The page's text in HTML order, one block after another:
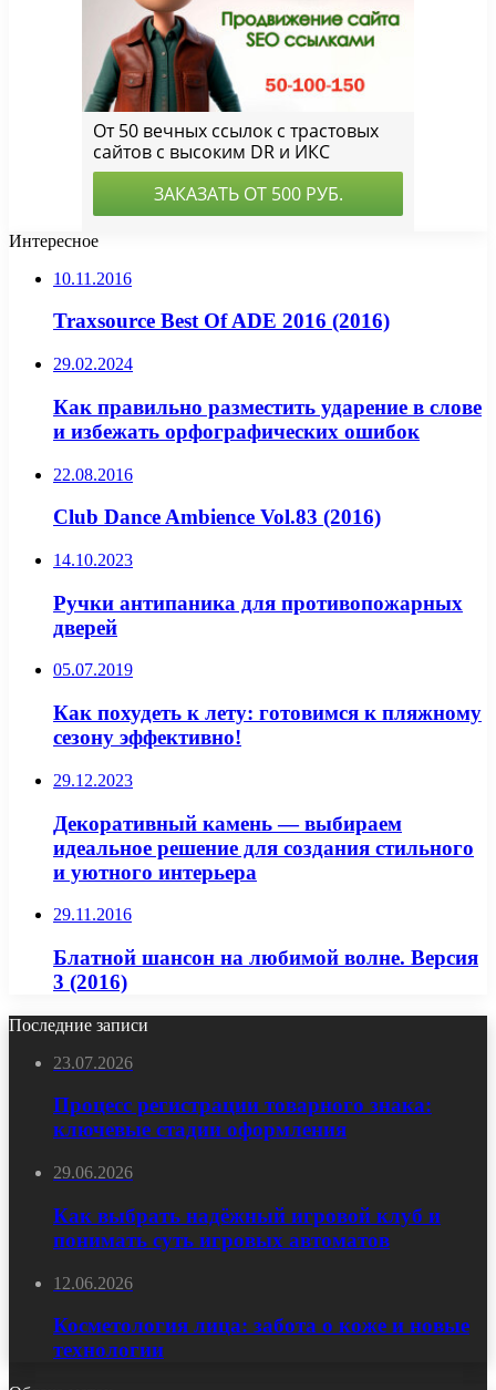
Интересное
10.11.2016
Traxsource Best Of ADE 2016 (2016)
29.02.2024
Как правильно разместить ударение в слове
и избежать орфографических ошибок
22.08.2016
Club Dance Ambience Vol.83 (2016)
14.10.2023
Ручки антипаника для противопожарных
дверей
05.07.2019
Как похудеть к лету: готовимся к пляжному
сезону эффективно!
29.12.2023
Декоративный камень — выбираем
идеальное решение для создания стильного
и уютного интерьера
29.11.2016
Блатной шансон на любимой волне. Версия
3 (2016)
Последние записи
23.07.2026
Процесс регистрации товарного знака:
ключевые стадии оформления
29.06.2026
Как выбрать надёжный игровой клуб и
понимать суть игровых автоматов
12.06.2026
Косметология лица: забота о коже и новые
технологии